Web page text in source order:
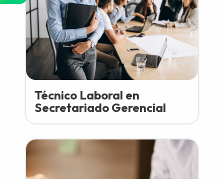
Técnico Laboral en
Secretariado Gerencial